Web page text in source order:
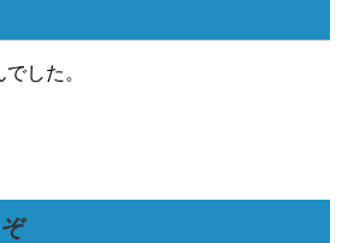
した。